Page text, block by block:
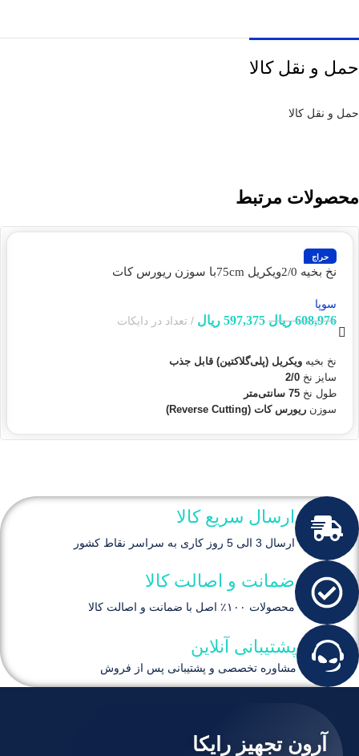
حمل و نقل کالا
حمل و نقل کالا
محصولات مرتبط
حراج
نخ بخیه 2/0ویکریل 75cmبا سوزن ریورس کات
سوپا
608,976 ریال 597,375 ریال تعداد در دایکات
نخ بخیه ویکریل (پلی‌گلاکتین) قابل جذب
سایز نخ 2/0
طول نخ 75 سانتی‌متر
سوزن ریورس کات (Reverse Cutting)
قوس سوزن3/8 دایره
ارسال سریع کالا
ارسال 3 الی 5 روز کاری به سراسر نقاط کشور
ضمانت و اصالت کالا
محصولات ۱۰۰٪ اصل با ضمانت و اصالت کالا
پشتیبانی آنلاین
مشاوره تخصصی و پشتیبانی پس از فروش
آرون تجهیز رایکا